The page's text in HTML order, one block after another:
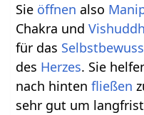
Sie öffnen also
Chakra und
für das
des Herzes. Sie
nach hintenfließen
sehr gut um